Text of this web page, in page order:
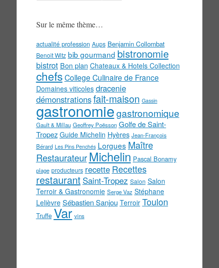
Sur le même thème…
actualité profession Aups Benjamin Collombat
Benoit Witz bib gourmand bistronomie
bistrot Bon plan Chateaux & Hotels Collection
chefs College Culinaire de France
Domaines viticoles dracenie
démonstrationsfait-maison Gassin
gastronomiegastronomique
Gault & Millau Geoffrey Poësson Golfe de Saint-
Tropez Guide Michelin Hyères Jean-François
Bérard Les Pins Penchés Lorgues Maître
Restaurateur Michelin Pascal Bonamy
plage producteurs recette Recettes
restaurant Saint-Tropez Salon Salon
Terroir & Gastronomie Serge Vaz Stéphane
Lelièvre Sébastien Sanjou Terroir Toulon
Truffe Var vins